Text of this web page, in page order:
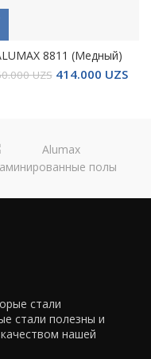
8811 (Медный)
UZS 414.000 UZS
стали
стали полезны и
нашей